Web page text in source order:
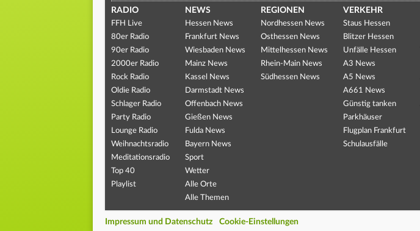
RADIO
FFH Live
80er Radio
90er Radio
2000er Radio
Rock Radio
Oldie Radio
Schlager Radio
Party Radio
Lounge Radio
Weihnachtsradio
Meditationsradio
Top 40
Playlist
NEWS
Hessen News
Frankfurt News
Wiesbaden News
Mainz News
Kassel News
Darmstadt News
Offenbach News
Gießen News
Fulda News
Bayern News
Sport
Wetter
Alle Orte
Alle Themen
REGIONEN
Nordhessen News
Osthessen News
Mittelhessen News
Rhein-Main News
Südhessen News
VERKEHR
Staus Hessen
Blitzer Hessen
Unfälle Hessen
A3 News
A5 News
A661 News
Günstig tanken
Parkhäuser
Flugplan Frankfurt
Schulausfälle
Impressum und Datenschutz Cookie-Einstellungen